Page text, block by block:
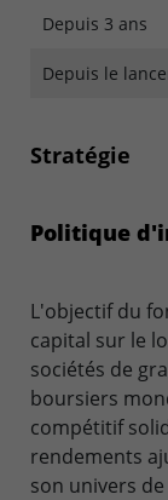
Depuis 3 ans
Depuis le
Stratégie
Politique
L'objectif du
capital sur le
sociétés de
boursiers
compétitif
rendements
son univers